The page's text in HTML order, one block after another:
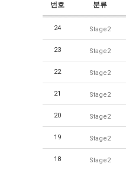
번호 분류
24 Stage2
23 Stage2
22 Stage2
21 Stage2
20 Stage2
19 Stage2
18 Stage2